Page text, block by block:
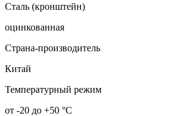
Сталь (кронштейн)
оцинкованная
Страна-производитель
Китай
Температурный режим
от -20 до +50 °С